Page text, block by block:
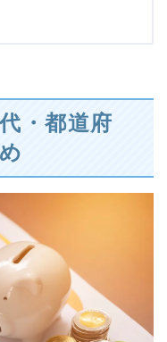
・都道府